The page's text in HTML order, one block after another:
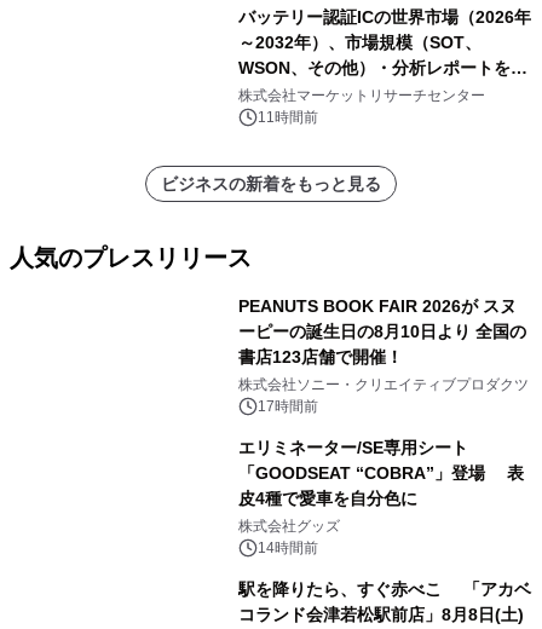
バッテリー認証ICの世界市場（2026年
～2032年）、市場規模（SOT、
WSON、その他）・分析レポートを発
表
株式会社マーケットリサーチセンター
11時間前
ビジネスの新着をもっと見る
人気のプレスリリース
PEANUTS BOOK FAIR 2026が スヌ
ーピーの誕生日の8月10日より 全国の
書店123店舗で開催！
株式会社ソニー・クリエイティブプロダクツ
17時間前
エリミネーター/SE専用シート
「GOODSEAT “COBRA”」登場 表
皮4種で愛車を自分色に
株式会社グッズ
14時間前
駅を降りたら、すぐ赤べこ 「アカベ
コランド会津若松駅前店」8月8日(土)